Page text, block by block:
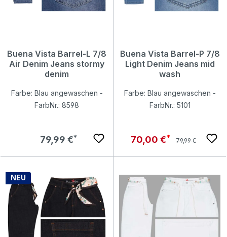
Buena Vista Barrel-L 7/8
Air Denim Jeans stormy
denim
Farbe: Blau angewaschen -
FarbNr.: 8598
Regulärer Preis:
79,99 €
Buena Vista Barrel-P 7/8
Light Denim Jeans mid
wash
Farbe: Blau angewaschen -
FarbNr.: 5101
Verkaufspreis:
70,00 € Regulärer Preis:
79,99 €
NEU